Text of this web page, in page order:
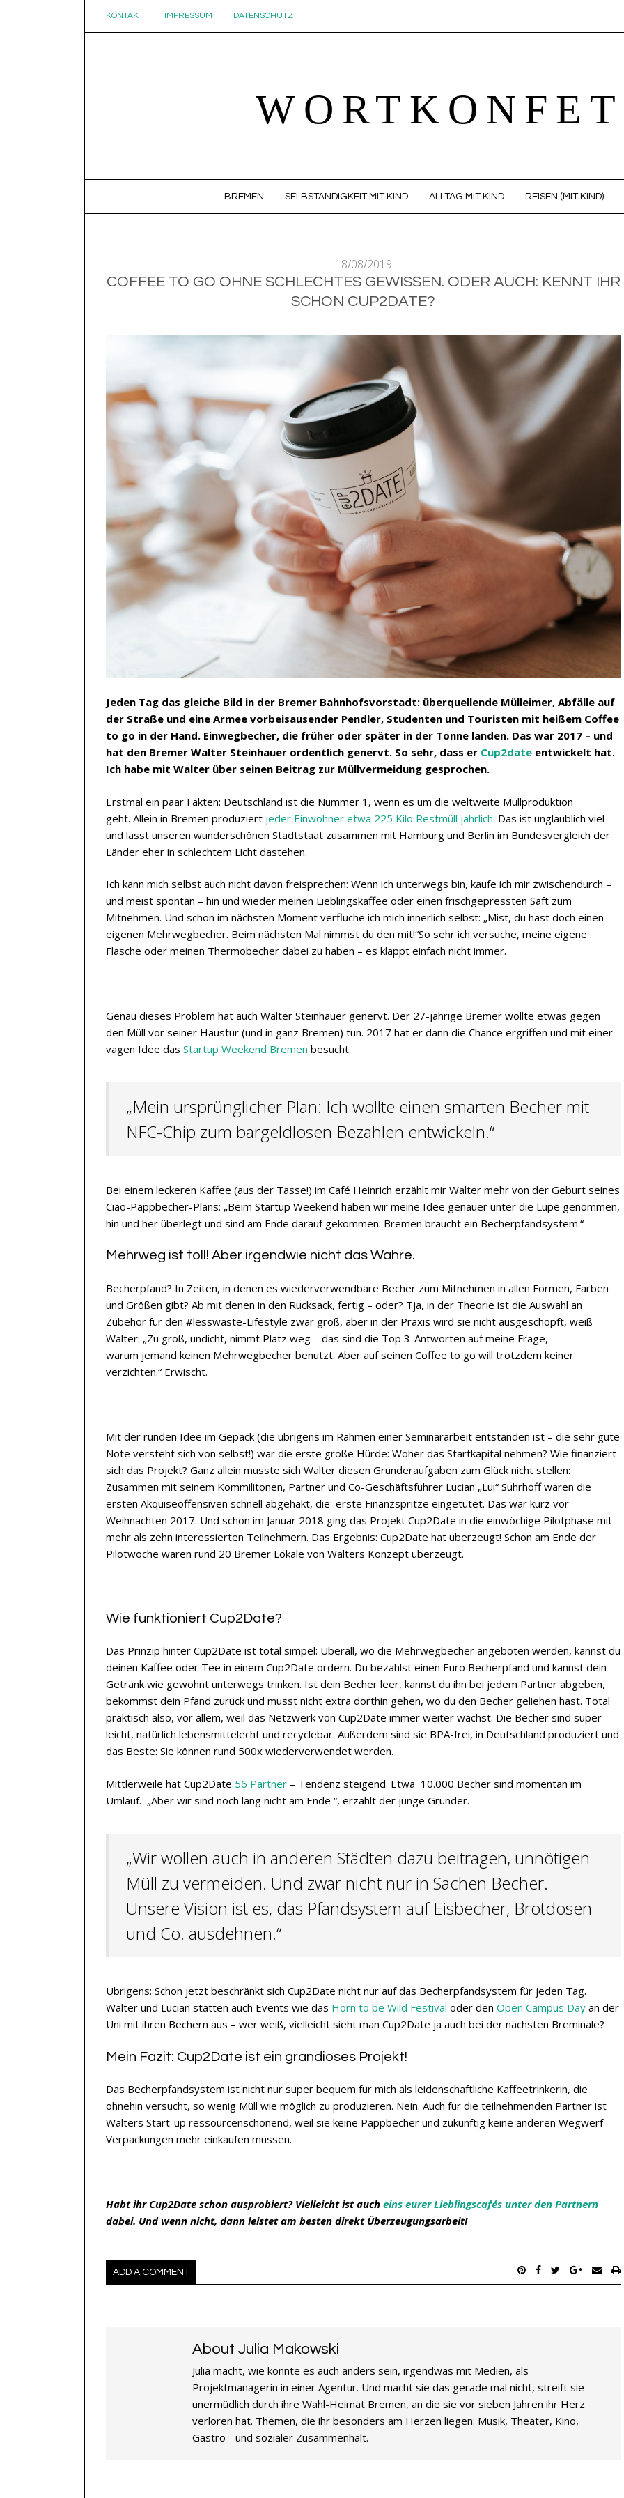
KONTAKT IMPRESSUM DATENSCHUTZ
BREMEN SELBSTÄNDIGKEIT MIT KIND ALLTAG MIT KIND REISEN (MIT KIND)
18/08/2019
COFFEE TO GO OHNE SCHLECHTES GEWISSEN. ODER AUCH: KENNT IHR
SCHON CUP2DATE?
Jeden Tag das gleiche Bild in der Bremer Bahnhofsvorstadt: überquellende Mülleimer, Abfälle auf
der Straße und eine Armee vorbeisausender Pendler, Studenten und Touristen mit heißem Coffee
to go in der Hand. Einwegbecher, die früher oder später in der Tonne landen. Das war 2017 – und
hat den Bremer Walter Steinhauer ordentlich genervt. So sehr, dass er Cup2date entwickelt hat.
Ich habe mit Walter über seinen Beitrag zur Müllvermeidung gesprochen.
Erstmal ein paar Fakten: Deutschland ist die Nummer 1, wenn es um die weltweite Müllproduktion
geht. Allein in Bremen produziert jeder Einwohner etwa 225 Kilo Restmüll jährlich. Das ist unglaublich viel
und lässt unseren wunderschönen Stadtstaat zusammen mit Hamburg und Berlin im Bundesvergleich der
Länder eher in schlechtem Licht dastehen.
Ich kann mich selbst auch nicht davon freisprechen: Wenn ich unterwegs bin, kaufe ich mir zwischendurch –
und meist spontan – hin und wieder meinen Lieblingskaffee oder einen frischgepressten Saft zum
Mitnehmen. Und schon im nächsten Moment verfluche ich mich innerlich selbst: „Mist, du hast doch einen
eigenen Mehrwegbecher. Beim nächsten Mal nimmst du den mit!“So sehr ich versuche, meine eigene
Flasche oder meinen Thermobecher dabei zu haben – es klappt einfach nicht immer.
Genau dieses Problem hat auch Walter Steinhauer genervt. Der 27-jährige Bremer wollte etwas gegen
den Müll vor seiner Haustür (und in ganz Bremen) tun. 2017 hat er dann die Chance ergriffen und mit einer
vagen Idee das Startup Weekend Bremen besucht.
„Mein ursprünglicher Plan: Ich wollte einen smarten Becher mit
NFC-Chip zum bargeldlosen Bezahlen entwickeln.“
Bei einem leckeren Kaffee (aus der Tasse!) im Café Heinrich erzählt mir Walter mehr von der Geburt seines
Ciao-Pappbecher-Plans: „Beim Startup Weekend haben wir meine Idee genauer unter die Lupe genommen,
hin und her überlegt und sind am Ende darauf gekommen: Bremen braucht ein Becherpfandsystem.“
Mehrweg ist toll! Aber irgendwie nicht das Wahre.
Becherpfand? In Zeiten, in denen es wiederverwendbare Becher zum Mitnehmen in allen Formen, Farben
und Größen gibt? Ab mit denen in den Rucksack, fertig – oder? Tja, in der Theorie ist die Auswahl an
Zubehör für den #lesswaste-Lifestyle zwar groß, aber in der Praxis wird sie nicht ausgeschöpft, weiß
Walter: „Zu groß, undicht, nimmt Platz weg – das sind die Top 3-Antworten auf meine Frage,
warum jemand keinen Mehrwegbecher benutzt. Aber auf seinen Coffee to go will trotzdem keiner
verzichten.“ Erwischt.
Mit der runden Idee im Gepäck (die übrigens im Rahmen einer Seminararbeit entstanden ist – die sehr gute
Note versteht sich von selbst!) war die erste große Hürde: Woher das Startkapital nehmen? Wie finanziert
sich das Projekt? Ganz allein musste sich Walter diesen Gründeraufgaben zum Glück nicht stellen:
Zusammen mit seinem Kommilitonen, Partner und Co-Geschäftsführer Lucian „Lui“ Suhrhoff waren die
ersten Akquiseoffensiven schnell abgehakt, die erste Finanzspritze eingetütet. Das war kurz vor
Weihnachten 2017. Und schon im Januar 2018 ging das Projekt Cup2Date in die einwöchige Pilotphase mit
mehr als zehn interessierten Teilnehmern. Das Ergebnis: Cup2Date hat überzeugt! Schon am Ende der
Pilotwoche waren rund 20 Bremer Lokale von Walters Konzept überzeugt.
Wie funktioniert Cup2Date?
Das Prinzip hinter Cup2Date ist total simpel: Überall, wo die Mehrwegbecher angeboten werden, kannst du
deinen Kaffee oder Tee in einem Cup2Date ordern. Du bezahlst einen Euro Becherpfand und kannst dein
Getränk wie gewohnt unterwegs trinken. Ist dein Becher leer, kannst du ihn bei jedem Partner abgeben,
bekommst dein Pfand zurück und musst nicht extra dorthin gehen, wo du den Becher geliehen hast. Total
praktisch also, vor allem, weil das Netzwerk von Cup2Date immer weiter wächst. Die Becher sind super
leicht, natürlich lebensmittelecht und recyclebar. Außerdem sind sie BPA-frei, in Deutschland produziert und
das Beste: Sie können rund 500x wiederverwendet werden.
Mittlerweile hat Cup2Date 56 Partner – Tendenz steigend. Etwa 10.000 Becher sind momentan im
Umlauf. „Aber wir sind noch lang nicht am Ende “, erzählt der junge Gründer.
„Wir wollen auch in anderen Städten dazu beitragen, unnötigen
Müll zu vermeiden. Und zwar nicht nur in Sachen Becher.
Unsere Vision ist es, das Pfandsystem auf Eisbecher, Brotdosen
und Co. ausdehnen.“
Übrigens: Schon jetzt beschränkt sich Cup2Date nicht nur auf das Becherpfandsystem für jeden Tag.
Walter und Lucian statten auch Events wie das Horn to be Wild Festival oder den Open Campus Day an der
Uni mit ihren Bechern aus – wer weiß, vielleicht sieht man Cup2Date ja auch bei der nächsten Breminale?
Mein Fazit: Cup2Date ist ein grandioses Projekt!
Das Becherpfandsystem ist nicht nur super bequem für mich als leidenschaftliche Kaffeetrinkerin, die
ohnehin versucht, so wenig Müll wie möglich zu produzieren. Nein. Auch für die teilnehmenden Partner ist
Walters Start-up ressourcenschonend, weil sie keine Pappbecher und zukünftig keine anderen Wegwerf-
Verpackungen mehr einkaufen müssen.
Habt ihr Cup2Date schon ausprobiert? Vielleicht ist auch eins eurer Lieblingscafés unter den Partnern
dabei. Und wenn nicht, dann leistet am besten direkt Überzeugungsarbeit!
ADD A COMMENT
About Julia Makowski
Julia macht, wie könnte es auch anders sein, irgendwas mit Medien, als
Projektmanagerin in einer Agentur. Und macht sie das gerade mal nicht, streift sie
unermüdlich durch ihre Wahl-Heimat Bremen, an die sie vor sieben Jahren ihr Herz
verloren hat. Themen, die ihr besonders am Herzen liegen: Musik, Theater, Kino,
Gastro - und sozialer Zusammenhalt.